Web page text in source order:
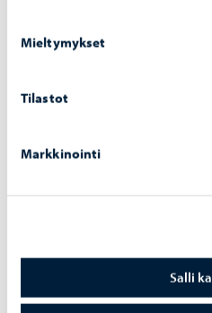
Mieltymykset
Tilastot
Markkinointi
Salli
Osallisuus ja vaalit
kuusi eh­do­tus­ta to­teu­tuu